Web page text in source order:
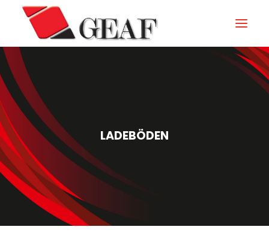
GEAF
UNTERNEHMEN
KNOW-HOW
UNSERE SEKTOREN
KONTAKTIEREN
NEUIGKEITEN UND VERANSTALTUNGEN
DOWNLOAD
LADEBÖDEN